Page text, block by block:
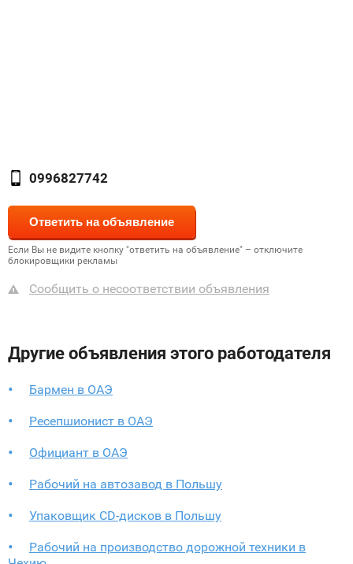
0996827742
Если Вы не видите кнопку "ответить на объявление" – отключите
блокировщики рекламы
Сообщить о несоответствии объявления
Другие объявления этого работодателя
Бармен в ОАЭ
Ресепшионист в ОАЭ
Официант в ОАЭ
Рабочий на автозавод в Польшу
Упаковщик CD-дисков в Польшу
Рабочий на производство дорожной техники в